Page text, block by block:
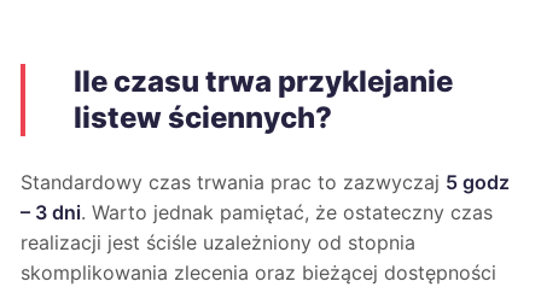
Ile czasu trwa przyklejanie
listew ściennych?
Standardowy czas trwania prac to zazwyczaj 5 godz
– 3 dni. Warto jednak pamiętać, że ostateczny czas
realizacji jest ściśle uzależniony od stopnia
skomplikowania zlecenia oraz bieżącej dostępności